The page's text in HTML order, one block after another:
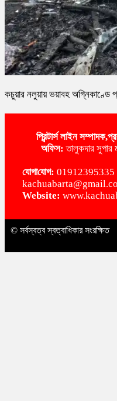
কচুয়ার নলুয়ায় ভয়াবহ অগ্নিকাণ্ডে
প্রিন্টার্স লাইন
অ‌ফিস:তালুকদার সুপার
‌যোগা‌যোগ: 01912395335
Website:
© সর্বস্বত্ব স্বত্বাধিকার সংরক্ষিত